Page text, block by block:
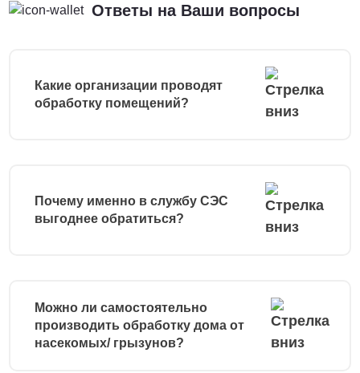
Ответы на Ваши вопросы
Какие организации проводят
обработку помещений?
Почему именно в службу СЭС
выгоднее обратиться?
Можно ли самостоятельно
производить обработку дома от
насекомых/ грызунов?